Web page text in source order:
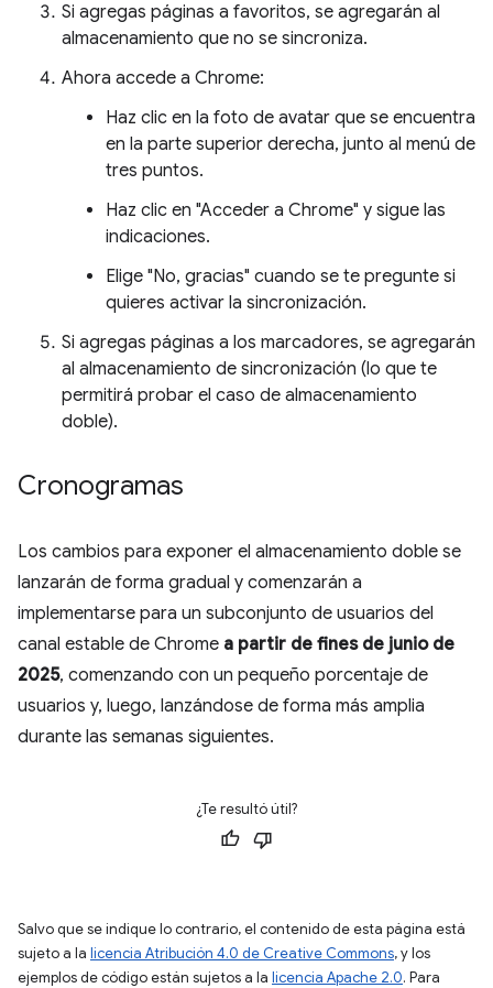
Si agregas páginas a favoritos, se agregarán al
almacenamiento que no se sincroniza.
Ahora accede a Chrome:
Haz clic en la foto de avatar que se encuentra
en la parte superior derecha, junto al menú de
tres puntos.
Haz clic en "Acceder a Chrome" y sigue las
indicaciones.
Elige "No, gracias" cuando se te pregunte si
quieres activar la sincronización.
Si agregas páginas a los marcadores, se agregarán
al almacenamiento de sincronización (lo que te
permitirá probar el caso de almacenamiento
doble).
Cronogramas
Los cambios para exponer el almacenamiento doble se
lanzarán de forma gradual y comenzarán a
implementarse para un subconjunto de usuarios del
canal estable de Chrome a partir de fines de junio de
2025, comenzando con un pequeño porcentaje de
usuarios y, luego, lanzándose de forma más amplia
durante las semanas siguientes.
¿Te resultó útil?
Salvo que se indique lo contrario, el contenido de esta página está
sujeto a la licencia Atribución 4.0 de Creative Commons, y los
ejemplos de código están sujetos a la licencia Apache 2.0. Para